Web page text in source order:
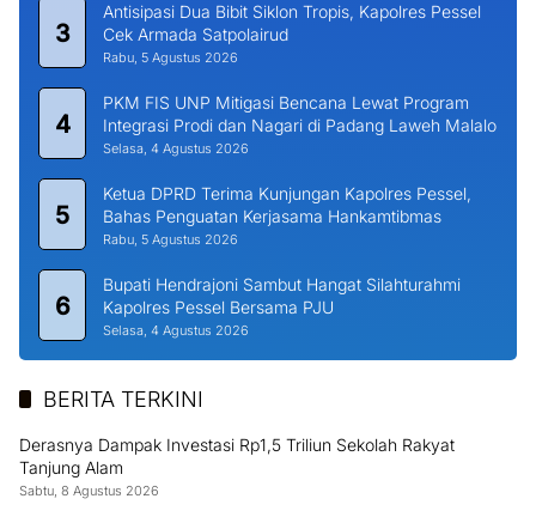
3
Antisipasi Dua Bibit Siklon Tropis, Kapolres Pessel
Cek Armada Satpolairud
Rabu, 5 Agustus 2026
4
PKM FIS UNP Mitigasi Bencana Lewat Program
Integrasi Prodi dan Nagari di Padang Laweh Malalo
Selasa, 4 Agustus 2026
5
Ketua DPRD Terima Kunjungan Kapolres Pessel,
Bahas Penguatan Kerjasama Hankamtibmas
Rabu, 5 Agustus 2026
6
Bupati Hendrajoni Sambut Hangat Silahturahmi
Kapolres Pessel Bersama PJU
Selasa, 4 Agustus 2026
BERITA TERKINI
Derasnya Dampak Investasi Rp1,5 Triliun Sekolah Rakyat
Tanjung Alam
Sabtu, 8 Agustus 2026